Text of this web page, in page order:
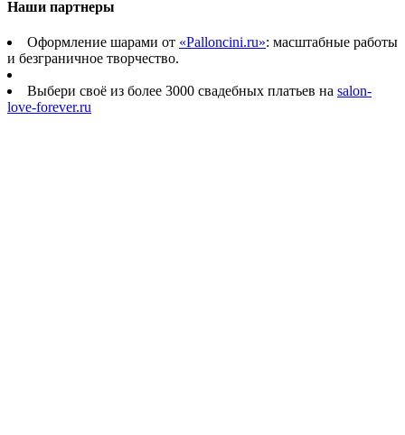
Наши партнеры
Оформление шарами от «Palloncini.ru»: масштабные работы
и безграничное творчество.
Выбери своё из более 3000 свадебных платьев на salon-
love-forever.ru